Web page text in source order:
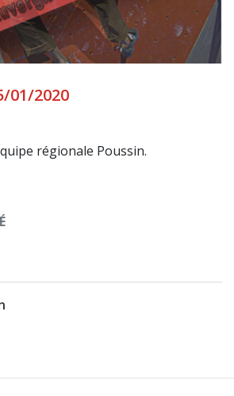
01/2020
régionale Poussin.